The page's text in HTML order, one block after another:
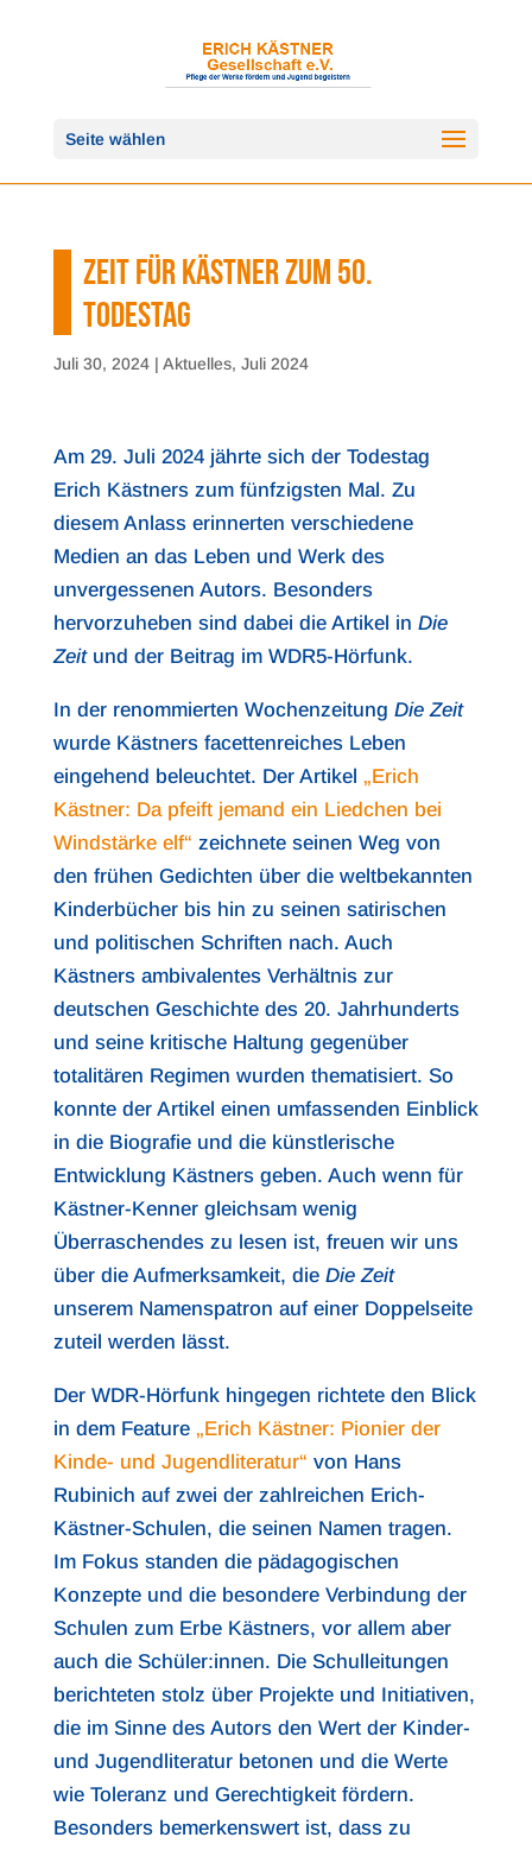
Seite wählen
ZEIT FÜR KÄSTNER ZUM 50.
TODESTAG
Juli 30, 2024| Aktuelles, Juli 2024
Am 29. Juli 2024 jährte sich der Todestag
Erich Kästners zum fünfzigsten Mal. Zu
diesem Anlass erinnerten verschiedene
Medien an das Leben und Werk des
unvergessenen Autors. Besonders
hervorzuheben sind dabei die Artikel in Die
Zeitund der Beitrag im WDR5-Hörfunk.
In der renommierten Wochenzeitung Die Zeit
wurde Kästners facettenreiches Leben
eingehend beleuchtet. Der Artikel „Erich
Kästner: Da pfeift jemand ein Liedchen bei
Windstärke elf“ zeichnete seinen Weg von
den frühen Gedichten über die weltbekannten
Kinderbücher bis hin zu seinen satirischen
und politischen Schriften nach. Auch
Kästners ambivalentes Verhältnis zur
deutschen Geschichte des 20. Jahrhunderts
und seine kritische Haltung gegenüber
totalitären Regimen wurden thematisiert. So
konnte der Artikel einen umfassenden Einblick
in die Biografie und die künstlerische
Entwicklung Kästners geben. Auch wenn für
Kästner-Kenner gleichsam wenig
Überraschendes zu lesen ist, freuen wir uns
über die Aufmerksamkeit, die Die Zeit
unserem Namenspatron auf einer Doppelseite
zuteil werden lässt.
Der WDR-Hörfunk hingegen richtete den Blick
in dem Feature „Erich Kästner: Pionier der
Kinde- und Jugendliteratur“ von Hans
Rubinich auf zwei der zahlreichen Erich-
Kästner-Schulen, die seinen Namen tragen.
Im Fokus standen die pädagogischen
Konzepte und die besondere Verbindung der
Schulen zum Erbe Kästners, vor allem aber
auch die Schüler:innen. Die Schulleitungen
berichteten stolz über Projekte und Initiativen,
die im Sinne des Autors den Wert der Kinder-
und Jugendliteratur betonen und die Werte
wie Toleranz und Gerechtigkeit fördern.
Besonders bemerkenswert ist, dass zu